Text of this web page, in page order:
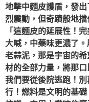
地擊中麵皮護盾，發
烈震動，但奇蹟般地
「這麵皮的延展性！
大喊，中藥味更濃了
老蒜泥，那是宇宙的
材的全部力量，將那
我們要從後院逃跑！
行！燃料是文明的基